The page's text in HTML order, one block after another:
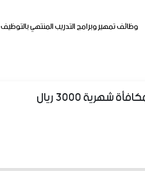
وظائف تمهير وبرامج التدريب المنتهي بالتوظيف
3000 ريال